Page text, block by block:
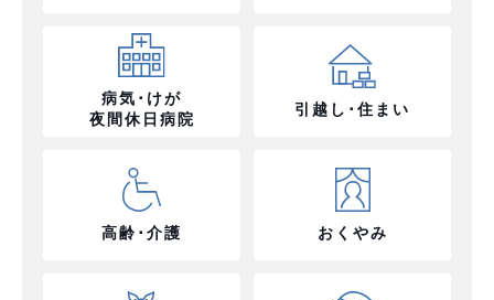
病気･けが
夜間休日病院
引越し･住まい
高齢･介護 おくやみ